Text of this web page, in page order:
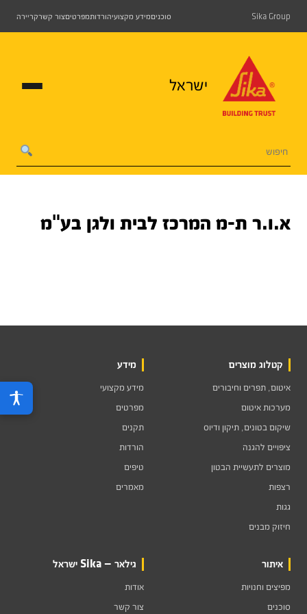
Sika Group סוכניםמידע מקצועיהורדותמפרטיםצור קשרקריירה
ישראל
א.ו.ר ת-מ המרכז לבית ולגן בע"מ
קטלוג מוצרים
איטום, תפרים וחיבורים
מערכות איטום
שיקום בטונים, תיקון ודיוס
ציפויים להגנה
מוצרים לתעשיית הבטון
רצפות
גגות
חיזוק מבנים
מידע
מידע מקצועי
מפרטים
תקנים
הורדות
טיפים
מאמרים
איתור
מפיצים וחנויות
סוכנים
גילאר — Sika ישראל
אודות
צור קשר